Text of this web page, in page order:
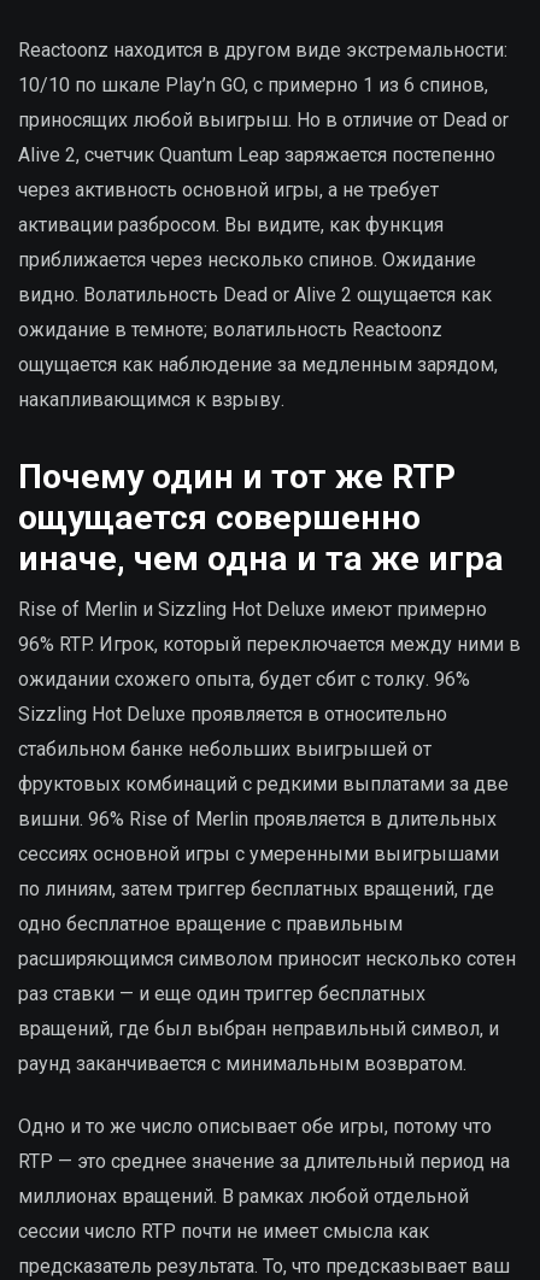
Reactoonz находится в другом виде экстремальности:
10/10 по шкале Play’n GO, с примерно 1 из 6 спинов,
приносящих любой выигрыш. Но в отличие от Dead or
Alive 2, счетчик Quantum Leap заряжается постепенно
через активность основной игры, а не требует
активации разбросом. Вы видите, как функция
приближается через несколько спинов. Ожидание
видно. Волатильность Dead or Alive 2 ощущается как
ожидание в темноте; волатильность Reactoonz
ощущается как наблюдение за медленным зарядом,
накапливающимся к взрыву.
Почему один и тот же RTP
ощущается совершенно
иначе, чем одна и та же игра
Rise of Merlin и Sizzling Hot Deluxe имеют примерно
96% RTP. Игрок, который переключается между ними в
ожидании схожего опыта, будет сбит с толку. 96%
Sizzling Hot Deluxe проявляется в относительно
стабильном банке небольших выигрышей от
фруктовых комбинаций с редкими выплатами за две
вишни. 96% Rise of Merlin проявляется в длительных
сессиях основной игры с умеренными выигрышами
по линиям, затем триггер бесплатных вращений, где
одно бесплатное вращение с правильным
расширяющимся символом приносит несколько сотен
раз ставки — и еще один триггер бесплатных
вращений, где был выбран неправильный символ, и
раунд заканчивается с минимальным возвратом.
Одно и то же число описывает обе игры, потому что
RTP — это среднее значение за длительный период на
миллионах вращений. В рамках любой отдельной
сессии число RTP почти не имеет смысла как
предсказатель результата. То, что предсказывает ваш